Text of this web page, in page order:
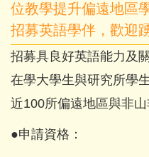
位教學提升偏遠地區
招募英語學伴，歡迎
招募具良好英語能力及
在學大學生與研究所學
近100所偏遠地區與非山
●申請資格：